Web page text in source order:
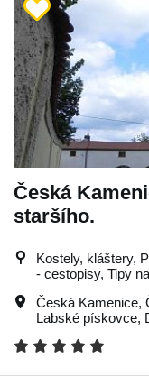
Česká
staršího.
Kostely, kláštery,
- cestopisy, Tipy
Česká Kamenice,
Labské pískovce,